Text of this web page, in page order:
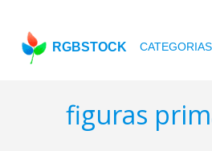
RGBSTOCK CATEGORIAS
figuras